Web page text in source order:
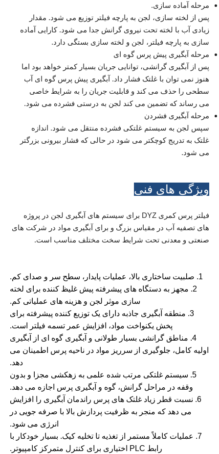
مرحله آماده سازی.
پس از لخته سازی، لجن به پارچه فیلتر توزیع می شود. مقدار
زیادی آب با لخته تحت نیروی گرانش جدا می شود. کارایی آماده
سازی به پارچه فیلتر، لجن و لخته سازی بستگی دارد.
مرحله آبگیری پیش پرس گوه ای
پس از آبگیری گرانشی، توانایی جریان بسیار کمتر خواهد بود اما
هنوز نمی توان با غلتک فشار داد. آبگیری پیش پرس گوه ای آب
سطحی را حذف می کند و قابلیت جریان را به شرایط خاصی
می رساند که تضمین می کند لجن به درستی فشرده می شود.
مرحله آبگیری فشردن
سپس لجن به سیستم غلتکی فشرده منتقل می شود. اندازه
غلتک به تدریج کوچکتر می شود در حالی که فشار بیرونی بزرگتر
می شود.
ویژگی های فنی
فیلتر پرس کمری DYZ برای سیستم های آبگیری لجن در پروژه
های تصفیه آب در مقیاس بزرگ و برای آبگیری مواد در شرکت های
صنعتی و معدنی تحت شرایط سخت مختلف مناسب است.
1. صلبیت ساختاری بالا، عملیات پایدار، سطح سر و صدای کم.
2. مجهز به دستگاه های پیشرفته پیش غلیظ کننده برای لخته
سازی موثر لجن و هزینه های عملیاتی کم.
3. منطقه آبگیری جاذبه دارای یک توزیع کننده پیشرفته برای
پخش یکنواخت مواد، افزایش عمر تسمه فیلتر است.
4. مناطق گرانشی بسیار طولانی و آبگیری گوه ای از آبگیری
اولیه کامل، جلوگیری از سرریز مواد در ناحیه پرس اطمینان می
دهد.
5. سیستم غلتکی مرتب شده علمی به زهکشی مجزا و بدون
وقفه در مراحل گرانش، گوه و آبگیری پرس اجازه می دهد.
6. نسبت قطر زیاد غلتک های پرس راندمان آبگیری را افزایش
می دهد که منجر به ظرفیت پردازش بالا با صرفه جویی در
انرژی می شود.
7. عملیات کاملاً مستمر از تغذیه تا تخلیه کیک. بسیار خودکار با
رابط PLC اختیاری برای کنترل متمرکز کامپیوتر.